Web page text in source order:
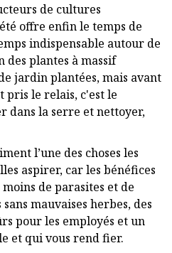
de cultures
offre enfin le temps de
indispensable autour de
des plantes à massif
jardin plantées, mais avant
pris le relais, c'est le
dans la serre et nettoyer,
l’une des choses les
aspirer, car les bénéfices
de parasites et de
mauvaises herbes, des
pour les employés et un
et qui vous rend fier.